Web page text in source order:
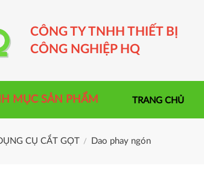
CÔNG TY TNHH THIẾT BỊ
CÔNG NGHIỆP HQ
MỤC SẢN PHẨM TRANG CHỦ
CỤ CẮT GỌT / Dao phay ngón